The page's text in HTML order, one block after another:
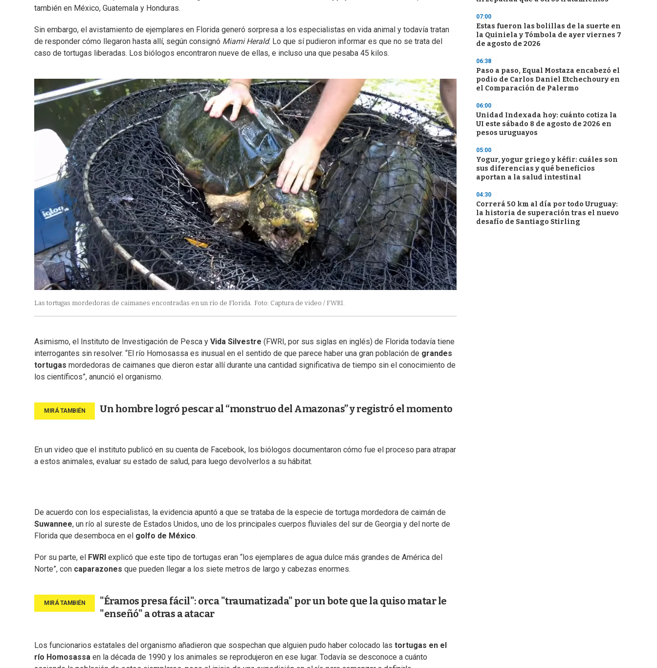
también en México, Guatemala y Honduras.
Sin embargo, el avistamiento de ejemplares en Florida generó sorpresa a los especialistas en vida animal y todavía tratan
de responder cómo llegaron hasta allí, según consignó Miami Herald. Lo que sí pudieron informar es que no se trata del
caso de tortugas liberadas. Los biólogos encontraron nueve de ellas, e incluso una que pesaba 45 kilos.
Las tortugas mordedoras de caimanes encontradas en un río de Florida. Foto: Captura de video / FWRI.
Asimismo, el Instituto de Investigación de Pesca y Vida Silvestre (FWRI, por sus siglas en inglés) de Florida todavía tiene
interrogantes sin resolver. “El río Homosassa es inusual en el sentido de que parece haber una gran población de grandes
tortugas mordedoras de caimanes que dieron estar allí durante una cantidad significativa de tiempo sin el conocimiento de
los científicos”, anunció el organismo.
Un hombre logró pescar al “monstruo del Amazonas” y registró el momento
En un video que el instituto publicó en su cuenta de Facebook, los biólogos documentaron cómo fue el proceso para atrapar
a estos animales, evaluar su estado de salud, para luego devolverlos a su hábitat.
De acuerdo con los especialistas, la evidencia apuntó a que se trataba de la especie de tortuga mordedora de caimán de
Suwannee, un río al sureste de Estados Unidos, uno de los principales cuerpos fluviales del sur de Georgia y del norte de
Florida que desemboca en el golfo de México.
Por su parte, el FWRI explicó que este tipo de tortugas eran “los ejemplares de agua dulce más grandes de América del
Norte”, con caparazones que pueden llegar a los siete metros de largo y cabezas enormes.
"Éramos presa fácil": orca "traumatizada" por un bote que la quiso matar le
"enseñó" a otras a atacar
Los funcionarios estatales del organismo añadieron que sospechan que alguien pudo haber colocado las tortugas en el
río Homosassa en la década de 1990 y los animales se reprodujeron en ese lugar. Todavía se desconoce a cuánto
07:00
Estas fueron las bolillas de la suerte en
la Quiniela y Tómbola de ayer viernes 7
de agosto de 2026
06:38
Paso a paso, Equal Mostaza encabezó el
podio de Carlos Daniel Etchechoury en
el Comparación de Palermo
06:00
Unidad Indexada hoy: cuánto cotiza la
UI este sábado 8 de agosto de 2026 en
pesos uruguayos
05:00
Yogur, yogur griego y kéfir: cuáles son
sus diferencias y qué beneficios
aportan a la salud intestinal
04:30
Correrá 50 km al día por todo Uruguay:
la historia de superación tras el nuevo
desafío de Santiago Stirling